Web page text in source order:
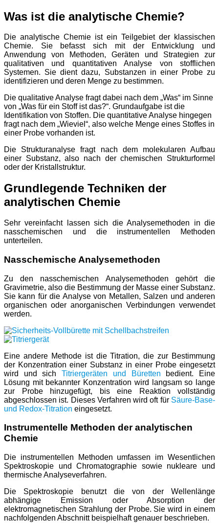
Was ist die analytische Chemie?
Die analytische Chemie ist ein Teilgebiet der klassischen
Chemie. Sie befasst sich mit der Entwicklung und
Anwendung von Methoden, Geräten und Strategien zur
qualitativen und quantitativen Analyse von stofflichen
Systemen. Sie dient dazu, Substanzen in einer Probe zu
identifizieren und deren Menge zu bestimmen.
Die qualitative Analyse fragt dabei nach dem „Was“ im Sinne
von „Was für ein Stoff ist das?“. Grundaufgabe ist die
Identifikation von Stoffen. Die quantitative Analyse hingegen
fragt nach dem „Wieviel“, also welche Menge eines Stoffes in
einer Probe vorhanden ist.
Die Strukturanalyse fragt nach dem molekularen Aufbau
einer Substanz, also nach der chemischen Strukturformel
oder der Kristallstruktur.
Grundlegende Techniken der
analytischen Chemie
Sehr vereinfacht lassen sich die Analysemethoden in die
nasschemischen und die instrumentellen Methoden
unterteilen.
Nasschemische Analysemethoden
Zu den nasschemischen Analysemethoden gehört die
Gravimetrie, also die Bestimmung der Masse einer Substanz.
Sie kann für die Analyse von Metallen, Salzen und anderen
organischen oder anorganischen Verbindungen verwendet
werden.
Eine andere Methode ist die Titration, die zur Bestimmung
der Konzentration einer Substanz in einer Probe eingesetzt
wird und sichTitriergeräten und Büretten bedient. Eine
Lösung mit bekannter Konzentration wird langsam so lange
zur Probe hinzugefügt, bis eine Reaktion vollständig
abgeschlossen ist. Dieses Verfahren wird oft für Säure-Base-
und Redox-Titration eingesetzt.
Instrumentelle Methoden der analytischen
Chemie
Die instrumentellen Methoden umfassen im Wesentlichen
Spektroskopie und Chromatographie sowie nukleare und
thermische Analyseverfahren.
Die Spektroskopie benutzt die von der Wellenlänge
abhängige Emission oder Absorption der
elektromagnetischen Strahlung der Probe. Sie wird in einem
nachfolgenden Abschnitt beispielhaft genauer beschrieben.